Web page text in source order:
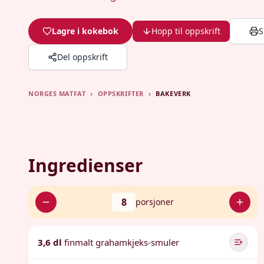
Lagre i kokebok Hopp til oppskrift
Del oppskrift
NORGES MATFAT › OPPSKRIFTER › BAKEVERK
Ingredienser
8 porsjoner
3,6 dl finmalt grahamkjeks-smuler